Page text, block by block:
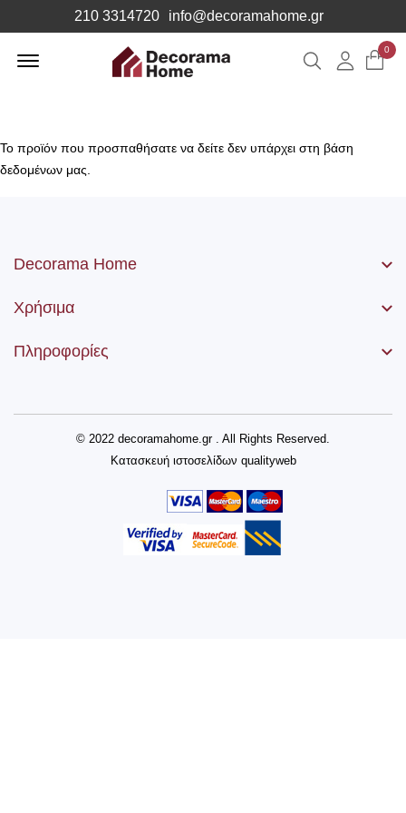
210 3314720 info@decoramahome.gr
Αναζήτηση
0
Το προϊόν που προσπαθήσατε να δείτε δεν υπάρχει στη βάση
δεδομένων μας.
Decorama Home
Χρήσιμα
Πληροφορίες
© 2022 decoramahome.gr . All Rights Reserved.
Κατασκευή ιστοσελίδων qualityweb